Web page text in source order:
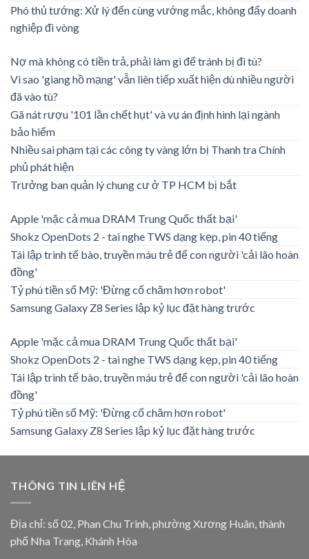
Phó thủ tướng: Xử lý đến cùng vướng mắc, không đẩy doanh
nghiệp đi vòng
Nợ mà không có tiền trả, phải làm gì để tránh bị đi tù?
Vì sao 'giang hồ mạng' vẫn liên tiếp xuất hiện dù nhiều người
đã vào tù?
Gã nát rượu '101 lần chết hụt' và vụ án định hình lại ngành
bảo hiểm
Nhiều sai phạm tại các công ty vàng lớn bị Thanh tra Chính
phủ phát hiện
Trưởng ban quản lý chung cư ở TP HCM bị bắt
Apple 'mặc cả mua DRAM Trung Quốc thất bại'
Shokz OpenDots 2 - tai nghe TWS dạng kẹp, pin 40 tiếng
Tái lập trình tế bào, truyền máu trẻ để con người 'cải lão hoàn
đồng'
Tỷ phú tiền số Mỹ: 'Đừng cố chăm hơn robot'
Samsung Galaxy Z8 Series lập kỷ lục đặt hàng trước
Apple 'mặc cả mua DRAM Trung Quốc thất bại'
Shokz OpenDots 2 - tai nghe TWS dạng kẹp, pin 40 tiếng
Tái lập trình tế bào, truyền máu trẻ để con người 'cải lão hoàn
đồng'
Tỷ phú tiền số Mỹ: 'Đừng cố chăm hơn robot'
Samsung Galaxy Z8 Series lập kỷ lục đặt hàng trước
THÔNG TIN LIÊN HỆ
Địa chỉ: số 02, Phan Chu Trinh, phường Xương Huân, thành
phố Nha Trang, Khánh Hòa